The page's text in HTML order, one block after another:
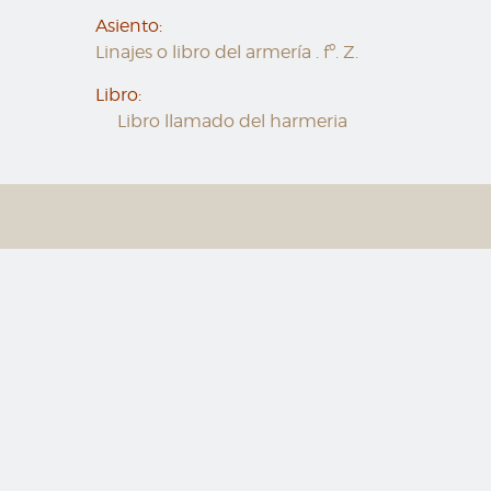
Asiento:
Linajes o libro del armería . fº. Z.
Libro:
Libro llamado del harmeria